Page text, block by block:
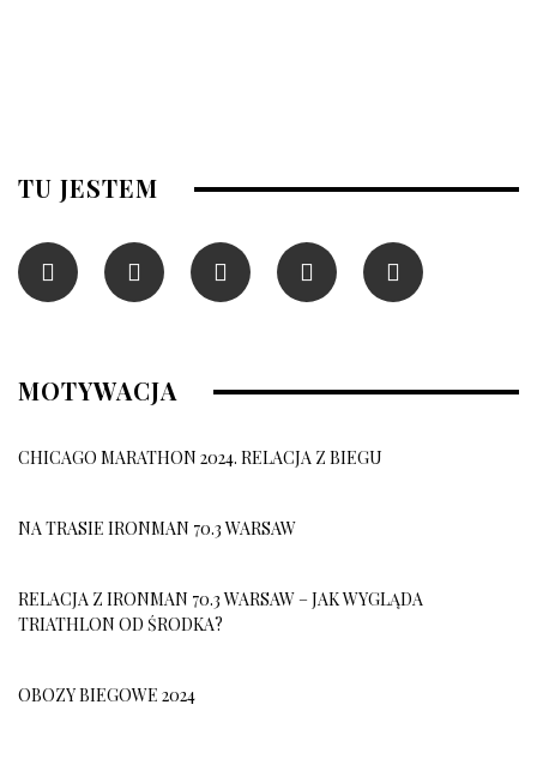
TU JESTEM
MOTYWACJA
CHICAGO MARATHON 2024. RELACJA Z BIEGU
NA TRASIE IRONMAN 70.3 WARSAW
RELACJA Z IRONMAN 70.3 WARSAW – JAK WYGLĄDA
TRIATHLON OD ŚRODKA?
OBOZY BIEGOWE 2024